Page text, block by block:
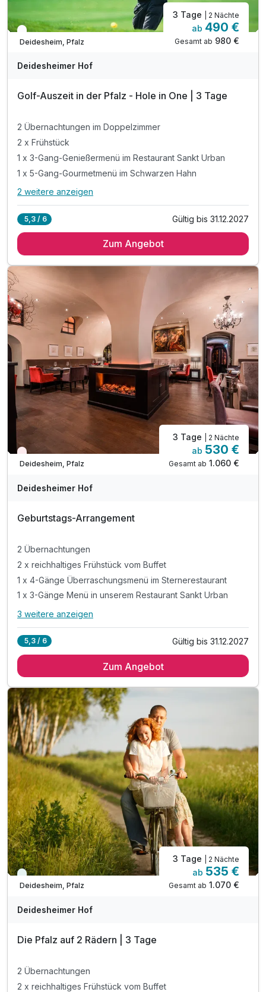
In 1 Woche wieder frei
Deidesheim, Pfalz
3 Tage | 2 Nächte
ab 490 €
Gesamt ab 980 €
Deidesheimer Hof
Golf-Auszeit in der Pfalz - Hole in One | 3 Tage
2 Übernachtungen im Doppelzimmer
2 x Frühstück
1 x 3-Gang-Genießermenü im Restaurant Sankt Urban
1 x 5-Gang-Gourmetmenü im Schwarzen Hahn
Alle Inklusivleistungen
1 x 5-Gang-Gourmetmenü im Schwarzen Hahn
1 x Greenfee für den Golf-Club Pfalz
1 x Golf Lunchpaket zum Mitnehmen
2 weitere anzeigen
5,3 / 6 Gültig bis 31.12.2027
Zum Angebot
Wieder frei ab Oktober
Deidesheim, Pfalz
3 Tage | 2 Nächte
ab 530 €
Gesamt ab 1.060 €
Deidesheimer Hof
Geburtstags-Arrangement
2 Übernachtungen
2 x reichhaltiges Frühstück vom Buffet
1 x 4-Gänge Überraschungsmenü im Sternerestaurant
1 x 3-Gänge Menü in unserem Restaurant Sankt Urban
Alle Inklusivleistungen
2 x reichhaltiges Frühstück vom Buffet
1 x 3-Gänge Menü in unserem Restaurant Sankt Urban
1 x ein kleiner Blumenstrauß
1 x Flasche Sekt auf dem Zimmer
1 x Geburtstagskuchen
3 weitere anzeigen
5,3 / 6 Gültig bis 31.12.2027
Zum Angebot
Immer verfügbar
Deidesheim, Pfalz
3 Tage | 2 Nächte
ab 535 €
Gesamt ab 1.070 €
Deidesheimer Hof
Die Pfalz auf 2 Rädern | 3 Tage
2 Übernachtungen
2 x reichhaltiges Frühstück vom Buffet